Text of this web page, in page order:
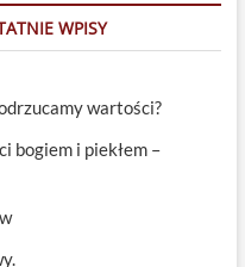
WPISY
wartości?
bogiem i piekłem –